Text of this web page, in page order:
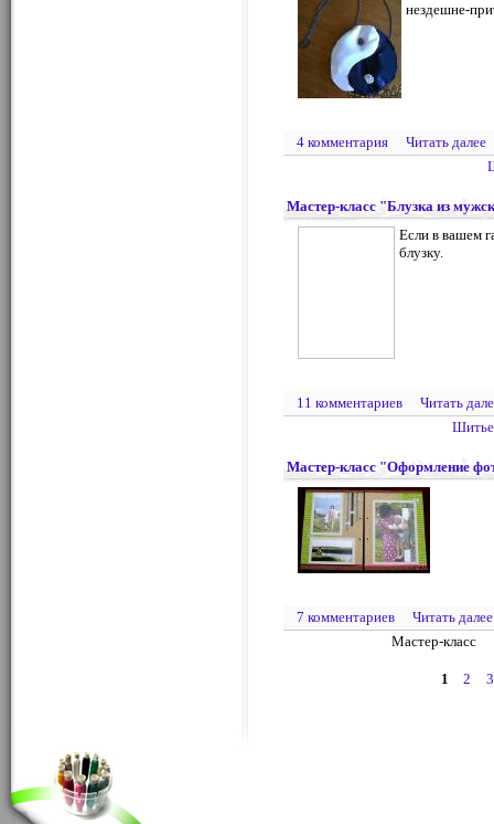
нездешне-
4 комментария
Читать далее
Мастер-класс "Блузка из
Если в вашем
блузку.
11 комментариев
Читать
Шитье
Мастер-класс "Оформление
7 комментариев
Читать далее
Мастер-класс
1 2 3